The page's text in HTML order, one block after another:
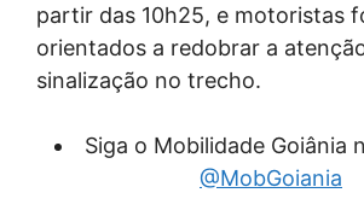
partir das 10h25, e motoristas
orientados a redobrar a
sinalização no trecho.
Siga o Mobilidade Goiânia
@MobGoiania